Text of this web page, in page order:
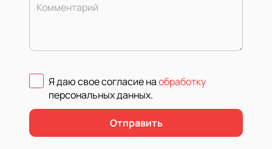
Комментарий
Я даю свое согласие наобработку
персональных данных.
Отправить